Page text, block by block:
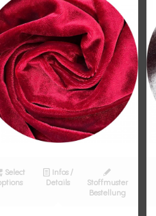
Select
Infos /
Details
Stoffmuster
Bestellung